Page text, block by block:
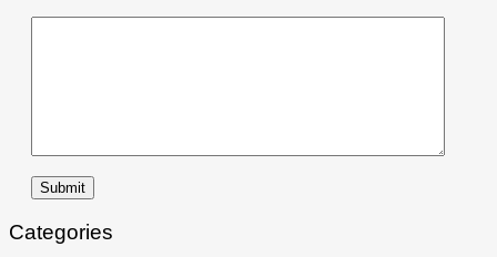
Submit
Categories